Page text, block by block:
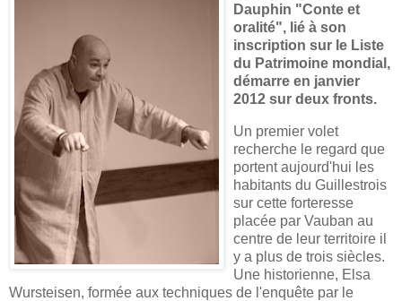
Dauphin "Conte et
oralité", lié à son
inscription sur le Liste
du Patrimoine mondial,
démarre en janvier
2012 sur deux fronts.
Un premier volet
recherche le regard que
portent aujourd'hui les
habitants du Guillestrois
sur cette forteresse
placée par Vauban au
centre de leur territoire il
y a plus de trois siècles.
Une historienne, Elsa
Wursteisen, formée aux techniques de l'enquête par le